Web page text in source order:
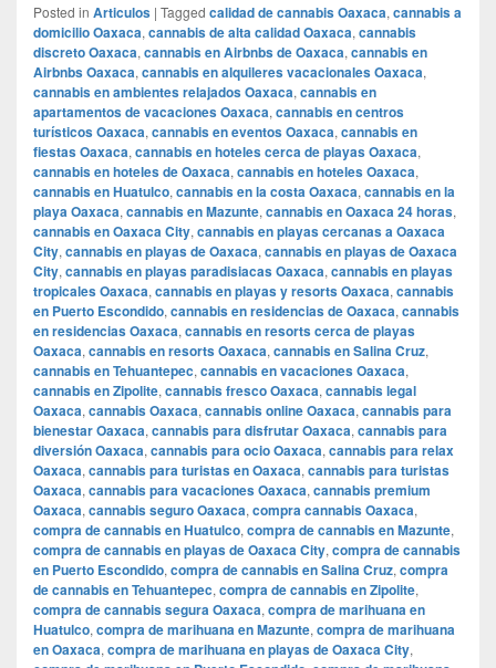
Posted in Articulos | Tagged calidad de cannabis Oaxaca, cannabis a
domicilio Oaxaca, cannabis de alta calidad Oaxaca, cannabis
discreto Oaxaca, cannabis en Airbnbs de Oaxaca, cannabis en
Airbnbs Oaxaca, cannabis en alquileres vacacionales Oaxaca,
cannabis en ambientes relajados Oaxaca, cannabis en
apartamentos de vacaciones Oaxaca, cannabis en centros
turísticos Oaxaca, cannabis en eventos Oaxaca, cannabis en
fiestas Oaxaca, cannabis en hoteles cerca de playas Oaxaca,
cannabis en hoteles de Oaxaca, cannabis en hoteles Oaxaca,
cannabis en Huatulco, cannabis en la costa Oaxaca, cannabis en la
playa Oaxaca, cannabis en Mazunte, cannabis en Oaxaca 24 horas,
cannabis en Oaxaca City, cannabis en playas cercanas a Oaxaca
City, cannabis en playas de Oaxaca, cannabis en playas de Oaxaca
City, cannabis en playas paradisiacas Oaxaca, cannabis en playas
tropicales Oaxaca, cannabis en playas y resorts Oaxaca, cannabis
en Puerto Escondido, cannabis en residencias de Oaxaca, cannabis
en residencias Oaxaca, cannabis en resorts cerca de playas
Oaxaca, cannabis en resorts Oaxaca, cannabis en Salina Cruz,
cannabis en Tehuantepec, cannabis en vacaciones Oaxaca,
cannabis en Zipolite, cannabis fresco Oaxaca, cannabis legal
Oaxaca, cannabis Oaxaca, cannabis online Oaxaca, cannabis para
bienestar Oaxaca, cannabis para disfrutar Oaxaca, cannabis para
diversión Oaxaca, cannabis para ocio Oaxaca, cannabis para relax
Oaxaca, cannabis para turistas en Oaxaca, cannabis para turistas
Oaxaca, cannabis para vacaciones Oaxaca, cannabis premium
Oaxaca, cannabis seguro Oaxaca, compra cannabis Oaxaca,
compra de cannabis en Huatulco, compra de cannabis en Mazunte,
compra de cannabis en playas de Oaxaca City, compra de cannabis
en Puerto Escondido, compra de cannabis en Salina Cruz, compra
de cannabis en Tehuantepec, compra de cannabis en Zipolite,
compra de cannabis segura Oaxaca, compra de marihuana en
Huatulco, compra de marihuana en Mazunte, compra de marihuana
en Oaxaca, compra de marihuana en playas de Oaxaca City,